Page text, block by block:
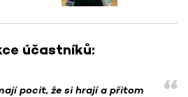
účastníků:
pocit, že si hrají a přitom